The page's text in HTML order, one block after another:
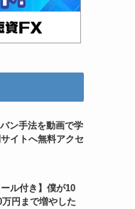
ン手法を動画で学
イトへ無料アクセ
ール付き】僕が10
円まで増やした